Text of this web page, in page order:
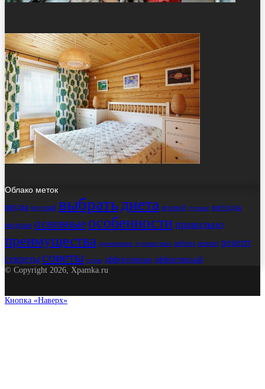
Облако меток
виды вкусный выбратьдиета игровой лучшие методы
модные основные особенности правильно
преимущества применение путешествие работы ремонт рецепт
секреты советы стиль эффективные эффективный
© Copyright 2026, Xpamka.ru
Кнопка «Наверх»